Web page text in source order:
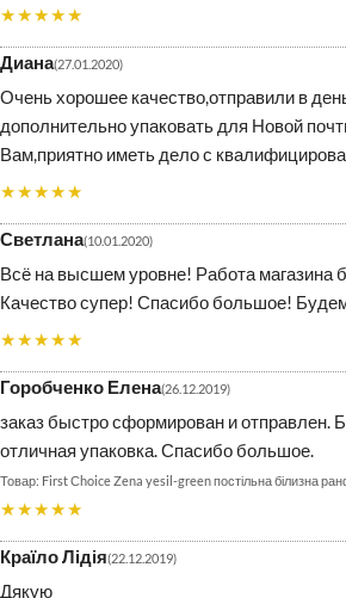
★★★★★
Диана 27.01.2020
Очень хорошее качество,отправили в
дополнительно упаковать для Новой
Вам,приятно иметь дело с
★★★★★
Светлана 10.01.2020
Всё на высшем уровне! Работа магазина
Качество супер! Спасибо большое!
★★★★★
Горобченко Елена 26.12.2019
заказ быстро сформирован и отправлен.
отличная упаковка. Спасибо большое.
First Сhoice Zena yesil-green постільна білизна
★★★★★
Країло Лідія 22.12.2019
Дякую